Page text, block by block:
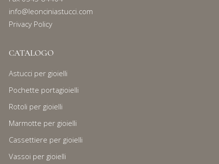
info@leonciniastucci.com
Privacy Policy
CATALOGO
Astucci per gioielli
Pochette portagioielli
Rotoli per gioielli
Marmotte per gioielli
Cassettiere per gioielli
Vassoi per gioielli